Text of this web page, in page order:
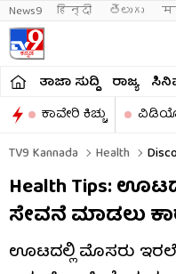
News9 हिन्दी తెలుగు
ತಾಜಾ ಸುದ್ದಿ ರಾಜ್ಯ
ಕಾವೇರಿ ಕಿಚ್ಚು
TV9 Kannada
Health
Health Tips:
ಸೇವನೆ ಮಾಡಲು
ಊಟದಲ್ಲಿ ಮೊಸರು